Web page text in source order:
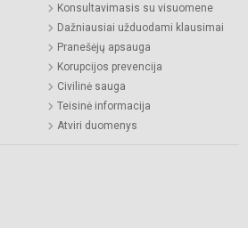
Konsultavimasis su visuomene
Dažniausiai užduodami klausimai
Pranešėjų apsauga
Korupcijos prevencija
Civilinė sauga
Teisinė informacija
Atviri duomenys